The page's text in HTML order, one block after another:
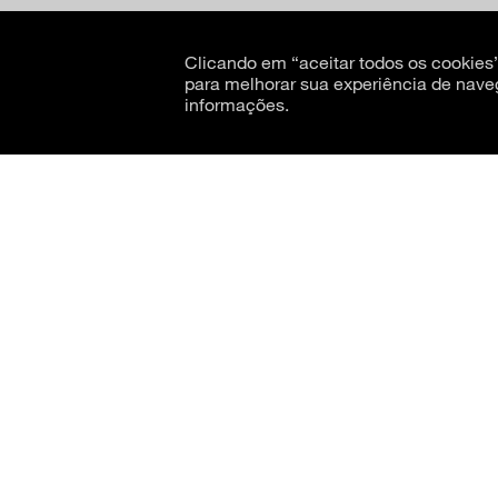
Clicando em “aceitar todos os
para melhorar sua experiência de
informações.